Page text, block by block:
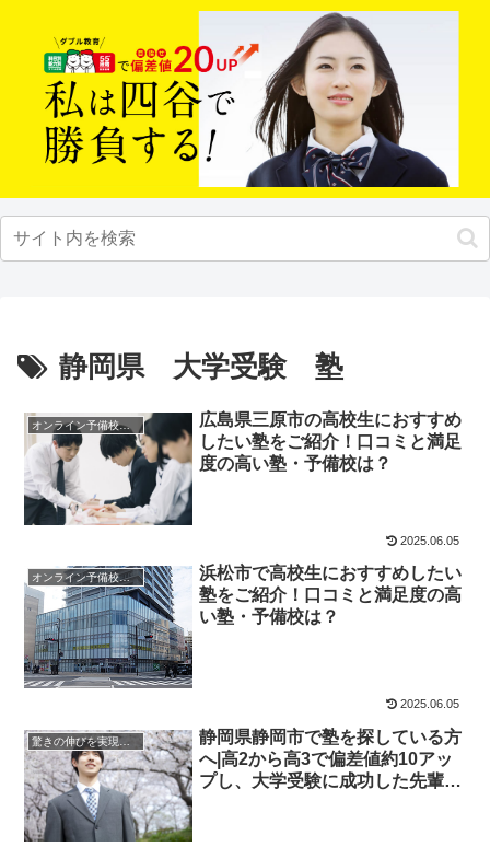
静岡県 大学受験 塾
オンライン予備校・塾の活用法
広島県三原市の高校生におすすめ
したい塾をご紹介！口コミと満足
度の高い塾・予備校は？
2025.06.05
オンライン予備校・塾の活用法
浜松市で高校生におすすめしたい
塾をご紹介！口コミと満足度の高
い塾・予備校は？
2025.06.05
驚きの伸びを実現｜先輩列伝
静岡県静岡市で塾を探している方
へ|高2から高3で偏差値約10アッ
プし、大学受験に成功した先輩に